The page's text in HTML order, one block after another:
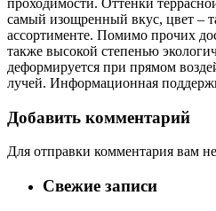
самый изощренный вкус, цвет –
ассортименте. Помимо прочих
также высокой степенью
деформируется при прямом
лучей. Информационная
Добавить комментарий
Для отправки комментария вам
Свежие записи